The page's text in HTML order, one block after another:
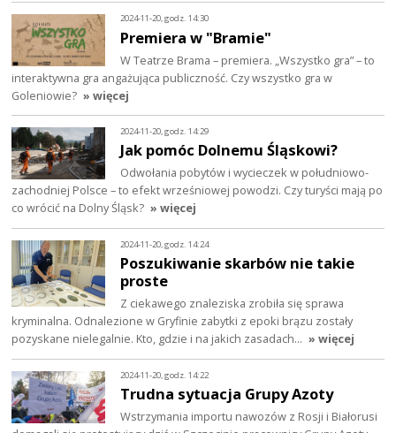
2024-11-20, godz. 14:30
Premiera w "Bramie"
W Teatrze Brama – premiera. „Wszystko gra” – to
interaktywna gra angażująca publiczność. Czy wszystko gra w
Goleniowie? » więcej
2024-11-20, godz. 14:29
Jak pomóc Dolnemu Śląskowi?
Odwołania pobytów i wycieczek w południowo-
zachodniej Polsce – to efekt wrześniowej powodzi. Czy turyści mają po
co wrócić na Dolny Śląsk? » więcej
2024-11-20, godz. 14:24
Poszukiwanie skarbów nie takie
proste
Z ciekawego znaleziska zrobiła się sprawa
kryminalna. Odnalezione w Gryfinie zabytki z epoki brązu zostały
pozyskane nielegalnie. Kto, gdzie i na jakich zasadach… » więcej
2024-11-20, godz. 14:22
Trudna sytuacja Grupy Azoty
Wstrzymania importu nawozów z Rosji i Białorusi